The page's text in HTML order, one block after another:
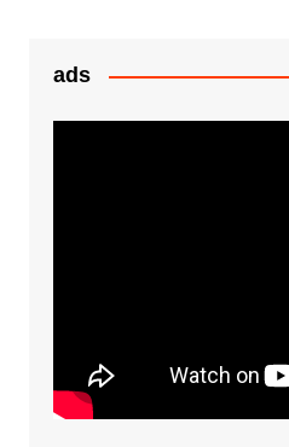
k
er
ads